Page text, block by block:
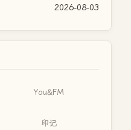
2026-08-03
You&FM
印记